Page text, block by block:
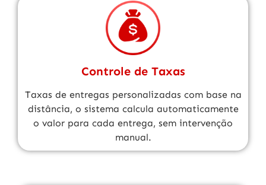
Controle de Taxas
Taxas de entregas personalizadas com base na
distância, o sistema calcula automaticamente
o valor para cada entrega, sem intervenção
manual.